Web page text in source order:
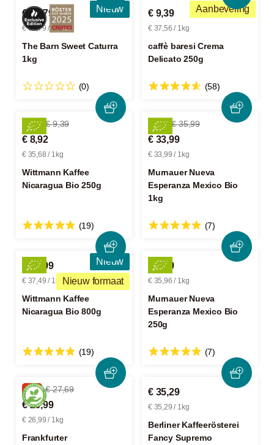
Nieuw
€ 62,79
€ 62,79 / 1kg
The Barn Sweet Caturra
1kg
(0)
Aanbeveling
€ 9,39
€ 37,56 / 1kg
caffè baresi Crema
Delicato 250g
(58)
-5% € 9,39
€ 8,92
€ 35,68 / 1kg
Wittmann Kaffee
Nicaragua Bio 250g
(19)
-5% € 35,99
€ 33,99
€ 33,99 / 1kg
Murnauer Nueva
Esperanza Mexico Bio
1kg
(7)
Nieuw
Nieuw formaat
€ 29,99
€ 37,49 / 1kg
Wittmann Kaffee
Nicaragua Bio 800g
(19)
€ 8,99
€ 35,96 / 1kg
Murnauer Nueva
Esperanza Mexico Bio
250g
(7)
-2% € 27,69
€ 26,99
€ 26,99 / 1kg
Frankfurter
€ 35,29
€ 35,29 / 1kg
Berliner Kaffeerösterei
Fancy Supremo